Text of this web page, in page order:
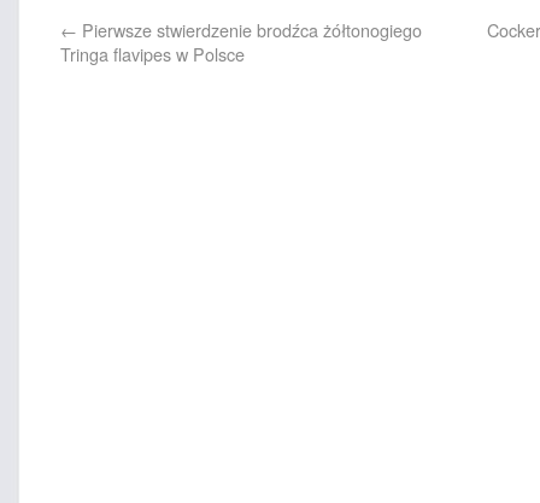
← Pierwsze stwierdzenie brodźca żółtonogiego
Tringa flavipes w Polsce